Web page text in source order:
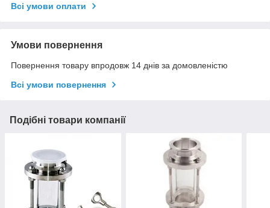
Всі умови оплати
Умови повернення
Повернення товару впродовж 14 днів за домовленістю
Всі умови повернення
Подібні товари компанії